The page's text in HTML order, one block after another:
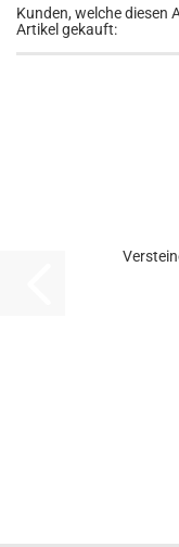
Kunden, welche diesen
Artikel gekauft: